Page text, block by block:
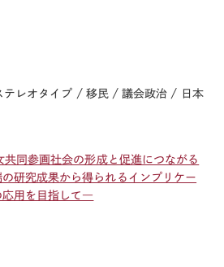
テレオタイプ 移民 議会政治
日本
同参画社会の形成と促進につながる
研究成果から得られるインプリケー
応用を目指して―